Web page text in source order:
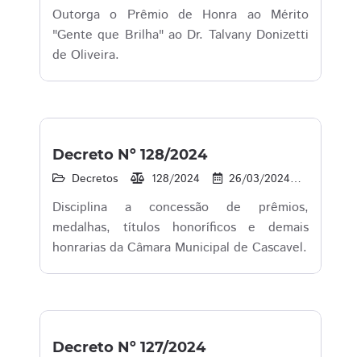
Outorga o Prêmio de Honra ao Mérito
"Gente que Brilha" ao Dr. Talvany Donizetti
de Oliveira.
Decreto Nº 128/2024
Decretos 128/2024 26/03/2024
Disciplina a concessão de prêmios,
medalhas, títulos honoríficos e demais
honrarias da Câmara Municipal de Cascavel.
Decreto Nº 127/2024